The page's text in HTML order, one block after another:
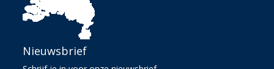
Nieuwsbrief